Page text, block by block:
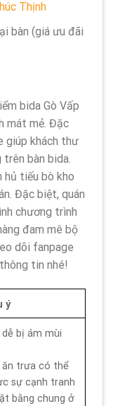
Thịnh
bàn (giá ưu đãi
bida Gò Vấp
mát mẻ. Đặc
giúp khách thư
bàn bida.
hủ tiếu bò kho
Đặc biệt, quán
chương trình
đam mê bộ
dõi fanpage
tin nhé!
ý
bị ám mùi
ăn trưa có thể
sự cạnh tranh
bằng chung ở